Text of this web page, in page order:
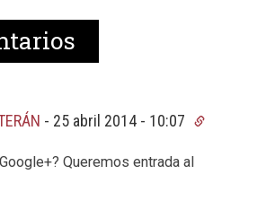
- 25 abril 2014 - 10:07
Queremos entrada al